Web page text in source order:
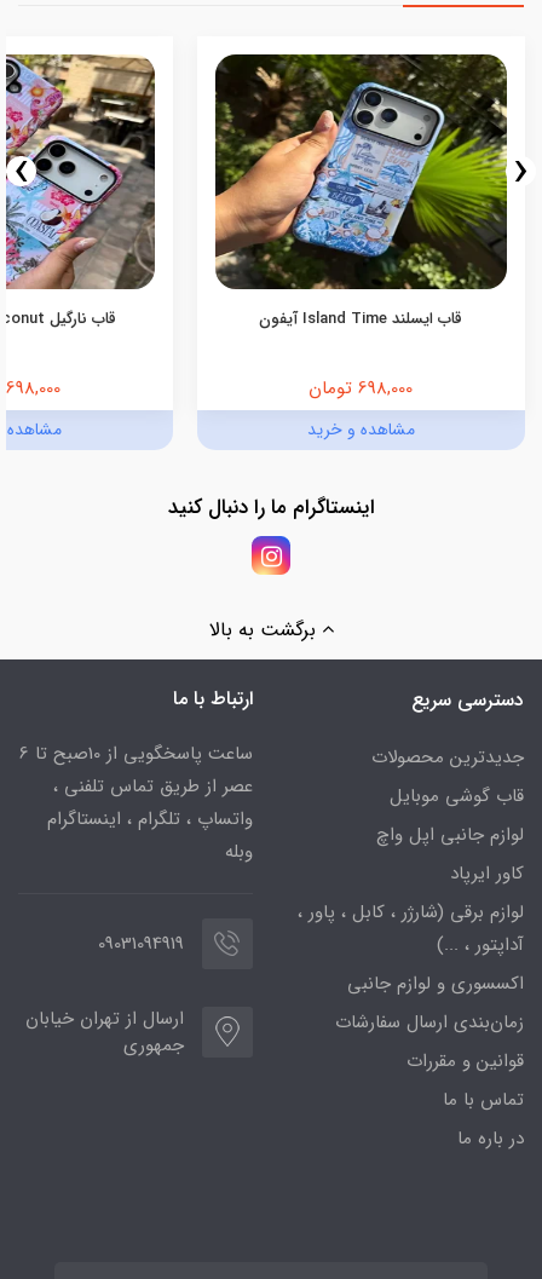
قاب ایسلند Island Time آیفون
698,000 تومان
مشاهده و خرید
قاب نارگیل Pink Coconut آیفون
698,000 تومان
مشاهده
‹
›
اینستاگرام ما را دنبال کنید
برگشت به بالا
دسترسی سریع
جدیدترین محصولات
قاب گوشی موبایل
لوازم جانبی اپل واچ
کاور ایرپاد
لوازم برقی (شارژر ، کابل ، پاور ،
آداپتور ، ...)
اکسسوری و لوازم جانبی
زمان‌بندی ارسال سفارشات
قوانین و مقررات
تماس با ما
در باره ما
ارتباط با ما
ساعت پاسخگویی از 10صبح تا 6
عصر از طریق تماس تلفنی ،
واتساپ ، تلگرام ، اینستاگرام
وبله
09031094919
ارسال از تهران خیابان
جمهوری